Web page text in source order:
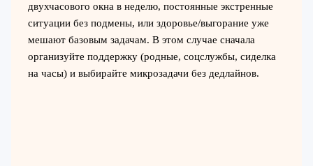
двухчасового окна в неделю, постоянные экстренные
ситуации без подмены, или здоровье/выгорание уже
мешают базовым задачам. В этом случае сначала
организуйте поддержку (родные, соцслужбы, сиделка
на часы) и выбирайте микрозадачи без дедлайнов.